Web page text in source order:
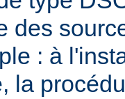
des
: à
la